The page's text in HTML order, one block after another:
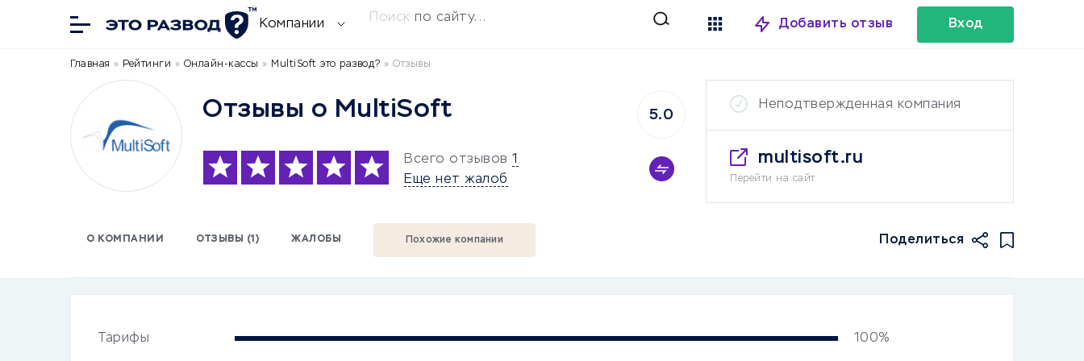
Компании Поиск по сайту... Добавить отзыв Вход
Главная » Рейтинги » Онлайн-кассы » MultiSoft это развод? » Отзывы
Отзывы о MultiSoft
Всего отзывов 1
Еще нет жалоб
5.0
Неподтвержденная компания
multisoft.ru
Перейти на сайт
О КОМПАНИИ ОТЗЫВЫ (1) ЖАЛОБЫ Похожие компании Поделиться
Тарифы 100%